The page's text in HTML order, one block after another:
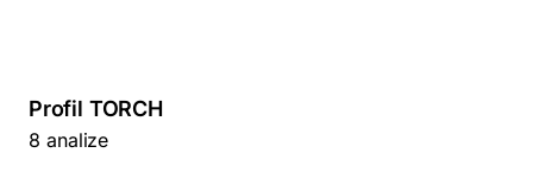
Profil TORCH
8 analize